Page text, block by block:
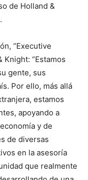
de Holland &
“Executive
Knight: “Estamos
gente, sus
Por ello, más allá
estamos
apoyando a
y de
de diversas
en la asesoría
que realmente